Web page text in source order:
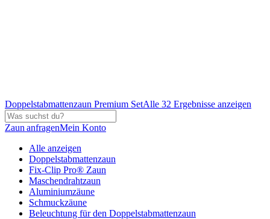
Doppelstabmattenzaun Premium SetAlle 32 Ergebnisse anzeigen
Zaun anfragenMein Konto
Alle anzeigen
Doppelstabmattenzaun
Fix-Clip Pro® Zaun
Maschendrahtzaun
Aluminiumzäune
Schmuckzäune
Beleuchtung für den Doppelstabmattenzaun